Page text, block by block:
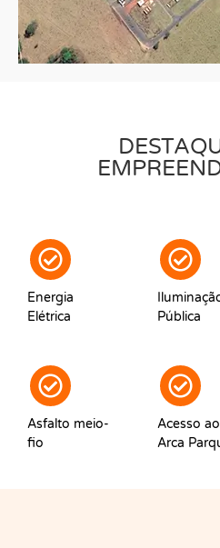
Energia
Elétrica
Pública
Asfalto meio-
fio
Acesso ao
Arca